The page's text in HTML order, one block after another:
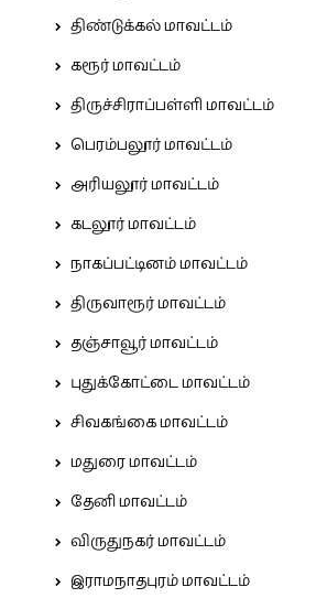
திண்டுக்கல் மாவட்டம்
கரூர் மாவட்டம்
திருச்சிராப்பள்ளி மாவட்டம்
பெரம்பலூர் மாவட்டம்
அரியலூர் மாவட்டம்
கடலூர் மாவட்டம்
நாகப்பட்டினம் மாவட்டம்
திருவாரூர் மாவட்டம்
தஞ்சாவூர் மாவட்டம்
புதுக்கோட்டை மாவட்டம்
சிவகங்கை மாவட்டம்
மதுரை மாவட்டம்
தேனி மாவட்டம்
விருதுநகர் மாவட்டம்
இராமநாதபுரம் மாவட்டம்